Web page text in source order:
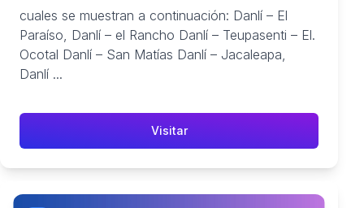
cuales se muestran a continuación: Danlí – El
Paraíso, Danlí – el Rancho Danlí – Teupasenti – El.
Ocotal Danlí – San Matías Danlí – Jacaleapa,
Danlí ...
Visitar